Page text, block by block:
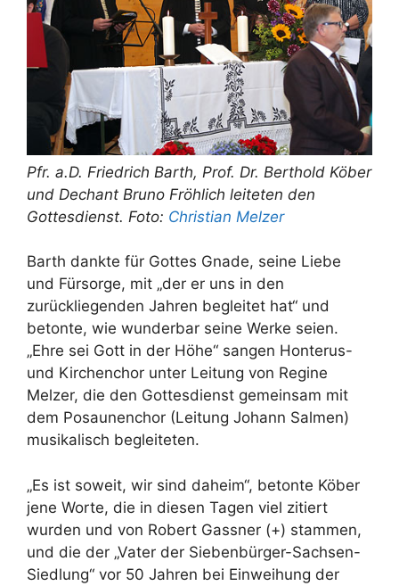
Pfr. a.D. Friedrich Barth, Prof. Dr. Berthold Köber
und Dechant Bruno Fröhlich leiteten den
Gottesdienst. Foto: Christian Melzer
Barth dankte für Gottes Gnade, seine Liebe
und Fürsorge, mit „der er uns in den
zurückliegenden Jahren begleitet hat“ und
betonte, wie wunderbar seine Werke seien.
„Ehre sei Gott in der Höhe“ sangen Honterus-
und Kirchenchor unter Leitung von Regine
Melzer, die den Gottesdienst gemeinsam mit
dem Posaunenchor (Leitung Johann Salmen)
musikalisch begleiteten.
„Es ist soweit, wir sind daheim“, betonte Köber
jene Worte, die in diesen Tagen viel zitiert
wurden und von Robert Gassner (+) stammen,
und die der „Vater der Siebenbürger-Sachsen-
Siedlung“ vor 50 Jahren bei Einweihung der